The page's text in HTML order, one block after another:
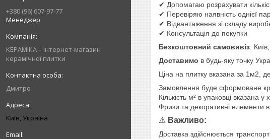
+380 (96) 607-97-77
Менеджер
КЕРАМІКА – інтернет-магазин
керамічної плитки
Дмитро
Київ, Україна
✔ Допомагаю розрахувати
✔ Перевіряю наявність однієї
✔ Відвантаження зі складу
✔ Консультація до покупки
Безкоштовний самовивіз:
Доставимо в будь-яку точку
Ціна на плитку вказана за 1м2,
Замовлення буде сформоване
Кількість м² в упаковці вказана у
Фризи та декоративні елементи
⚠ Важливо:
Доставка здійснюється